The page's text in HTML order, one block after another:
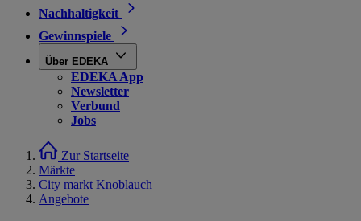
Nachhaltigkeit
Gewinnspiele
Über EDEKA
EDEKA App
Newsletter
Verbund
Jobs
Zur Startseite
Märkte
City markt Knoblauch
Angebote